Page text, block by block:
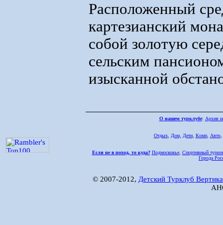
Расположенный
картезианский
собой золотую
сельским
изысканной
О нашем турклубе: Архив
Отдых, Дом, Дети, Комп, Авто,
Если не в поход, то куда? Подмосковье, Спортивный
Города
© 2007-2012, Детский Турклуб